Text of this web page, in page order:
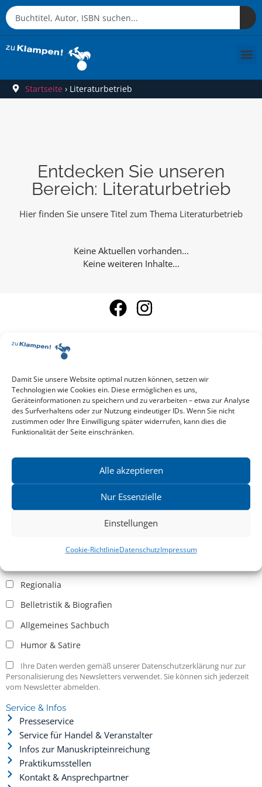
Damit Sie unsere Website optimal nutzen können, setzen wir
Technologien wie Cookies ein. Diese ermöglichen es uns,
Geräteinformationen zu speichern und zu verarbeiten – etwa zur Analyse
des Surfverhaltens oder zur Nutzung eindeutiger IDs. Wenn Sie nicht
zustimmen oder Ihre Einwilligung später widerrufen, kann dies die
Funktionalität der Seite einschränken.
Alle akzeptieren
Nur Essenzielle
Einstellungen
Cookie-RichtlinieDatenschutzImpressum
Startseite › Literaturbetrieb
Entdecken Sie unseren
Bereich: Literaturbetrieb
Hier finden Sie unsere Titel zum Thema Literaturbetrieb
Keine weiteren Inhalte...
Aktuelle Vorschau
Entdecken Sie das aktuelle zu-Klampen!-Verlagsprogramm.
Hier finden Sie die Verlagsvorschau – einfach direkt online
reinlesen oder herunterladen.
Download: Vorschau zu Klampen! Herbst 2026
Mehr aktuelle Vorschauen ansehen
News zu aktuellen Neuheiten und Nachrichten im zu Klampen!
Verlag – jederzeit wieder abbestellbar.
Kritische Theorie / Philosophie
Regionalia
Belletristik & Biografien
Allgemeines Sachbuch
Humor & Satire
Ihre Daten werden gemäß unserer Datenschutzerklärung nur zur
Personalisierung des Newsletters verwendet. Sie können sich jederzeit
vom Newsletter abmelden.
Service & Infos
Presseservice
Service für Handel & Veranstalter
Infos zur Manuskripteinreichung
Praktikumsstellen
Kontakt & Ansprechpartner